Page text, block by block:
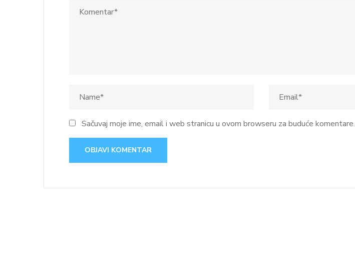
Sačuvaj moje ime, email i web stranicu u ovom browseru za buduće komentare.